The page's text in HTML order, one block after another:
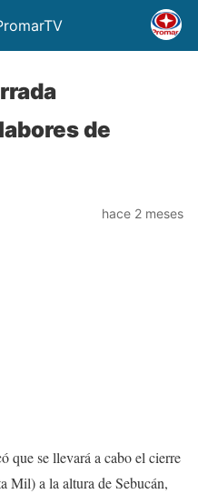
de
hace 2 meses
que se llevará a cabo el cierre
Mil) a la altura de Sebucán,